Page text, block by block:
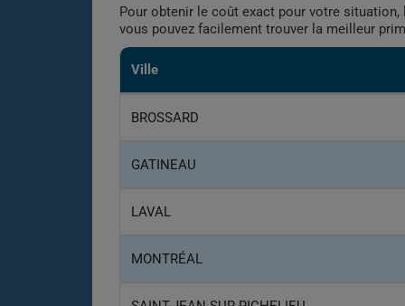
Pour obtenir le coût exact pour votre
vous pouvez facilement trouver la meilleur
Ville
BROSSARD
GATINEAU
LAVAL
MONTRÉAL